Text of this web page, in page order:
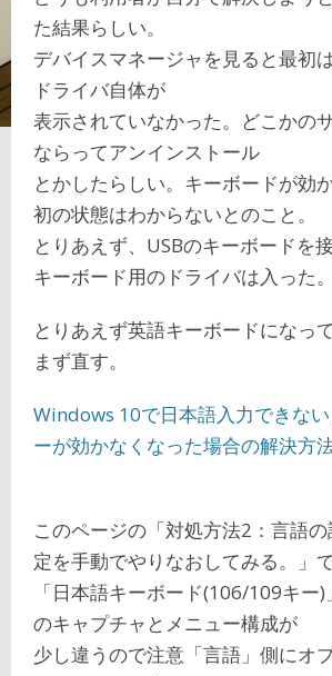
た結果らしい。
デバイスマネージャを見ると最初
ドライバ自体が
表示されていなかった。どこかの
ならってアンインストール
とかしたらしい。キーボードが効
初の状態はわからないとのこと。
とりあえず、USBのキーボードを
キーボード用のドライバは入った。
とりあえず英語キーボードになっ
まず直す。
Windows 10で日本語入力できな
ーが効かなくなった場合の解決方
このページの「対処方法2：言語
定を手動でやりなおしてみる。」
「日本語キーボード(106/109キー
のキャプチャとメニュー構成が
少し違うので注意「言語」側にオ